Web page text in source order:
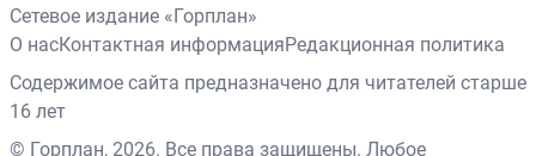
Сетевое издание «Горплан»
О насКонтактная информацияРедакционная политика
Содержимое сайта предназначено для читателей старше
16 лет
© Горплан, 2026. Все права защищены. Любое